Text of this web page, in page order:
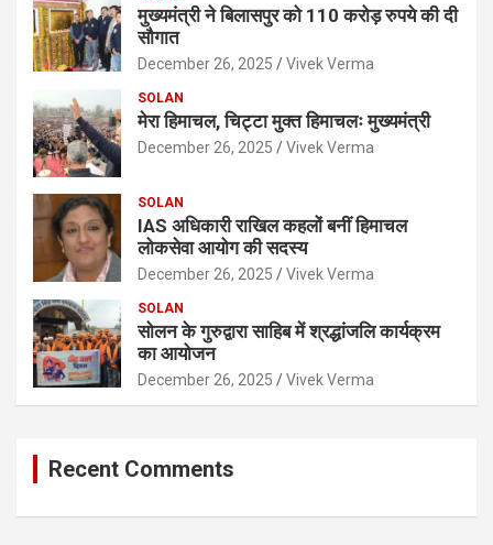
मुख्यमंत्री ने बिलासपुर को 110 करोड़ रुपये की दी
सौगात
December 26, 2025 Vivek Verma
SOLAN
मेरा हिमाचल, चिट्टा मुक्त हिमाचलः मुख्यमंत्री
December 26, 2025 Vivek Verma
SOLAN
IAS अधिकारी राखिल कहलों बनीं हिमाचल
लोकसेवा आयोग की सदस्य
December 26, 2025 Vivek Verma
SOLAN
सोलन के गुरुद्वारा साहिब में श्रद्धांजलि कार्यक्रम
का आयोजन
December 26, 2025 Vivek Verma
Recent Comments